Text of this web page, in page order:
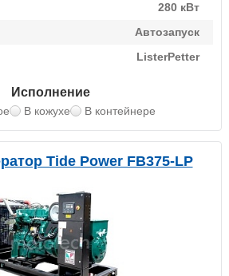
280 кВт
Автозапуск
ListerPetter
Исполнение
В кожухе В контейнере
Tide Power FB375-LP